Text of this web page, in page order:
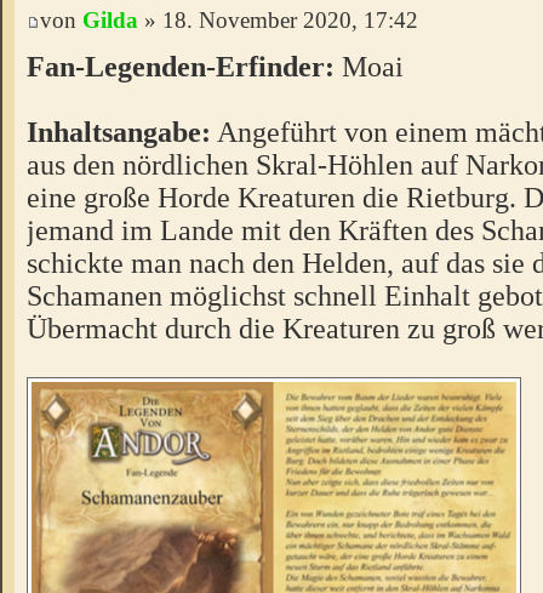
von Gilda » 18. November 2020, 17:42
Fan-Legenden-Erfinder: Moai
Inhaltsangabe: Angeführt von einem
aus den nördlichen Skral-Höhlen auf
eine große Horde Kreaturen die Rietburg.
jemand im Lande mit den Kräften des
schickte man nach den Helden, auf das sie
Schamanen möglichst schnell Einhalt
Übermacht durch die Kreaturen zu groß